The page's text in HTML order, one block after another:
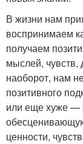
В жизни нам
воспринимаем
получаем
мыслей, чувств,
наоборот, нам
позитивного
или еще хуже —
ценности,